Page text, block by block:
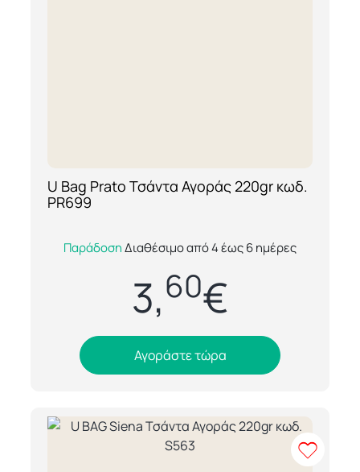
[ti_wishlists_addtowishlist loop=yes]
U Bag Prato Τσάντα Αγοράς 220gr κωδ.
PR699
Η U Bag Prato είναι μία ποιοτική και
ανθεκτική τσάντα αγοράς από 100%
βαμβάκι, με βάρος υφάσματος 220g/m²,
σχεδιασμένη γ...
ΠαράδοσηΔιαθέσιμο από 4 έως 6 ημέρες
3,60€
Αγοράστε τώρα